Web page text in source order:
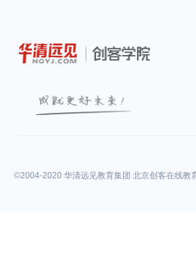
©2004-2020 华清远见教育集团 北京创客在线